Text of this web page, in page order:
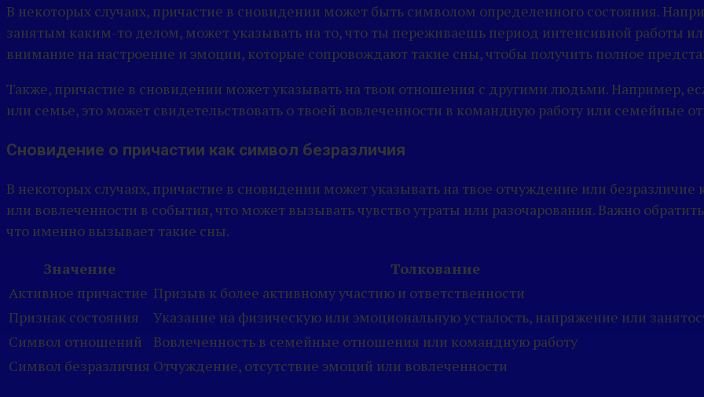
В некоторых случаях, причастие в сновидении может быть символом определенного состояния.
занятым каким-то делом, может указывать на то, что ты переживаешь период интенсивной работы
внимание на настроение и эмоции, которые сопровождают такие сны, чтобы получить полное
Также, причастие в сновидении может указывать на твои отношения с другими людьми. Например,
или семье, это может свидетельствовать о твоей вовлеченности в командную работу или семейные
Сновидение о причастии как символ безразличия
В некоторых случаях, причастие в сновидении может указывать на твое отчуждение или
или вовлеченности в события, что может вызывать чувство утраты или разочарования. Важно
что именно вызывает такие сны.
Значение
Толкование
Активное причастие Призыв к более активному участию и ответственности
Признак состояния
Указание на физическую или эмоциональную усталость, напряжение или
Символ отношений
Вовлеченность в семейные отношения или командную работу
Символ безразличия Отчуждение, отсутствие эмоций или вовлеченности